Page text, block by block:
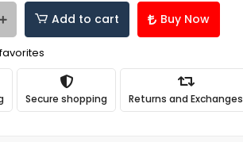
Add to cart Buy Now
Secure shopping Returns and Exchanges